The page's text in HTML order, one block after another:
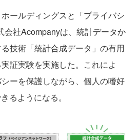
ールディングスと「プライバシ
会社Acompanyは、統計データか
技術「統計合成データ」の有用
証実験を実施した。これによ
ーを保護しながら、個人の嗜好
るようになる。